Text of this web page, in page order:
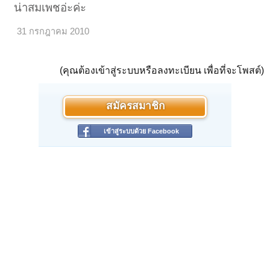
น่าสมเพชอ่ะค่ะ
31 กรกฎาคม 2010
(คุณต้องเข้าสู่ระบบหรือลงทะเบียน เพื่อที่จะโพสต์)
สมัครสมาชิก
เข้าสู่ระบบด้วย Facebook